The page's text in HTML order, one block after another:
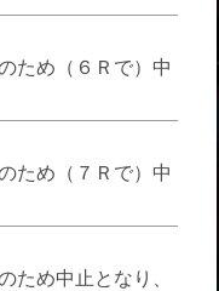
ため（６Ｒで）中
ため（７Ｒで）中
ため中止となり、